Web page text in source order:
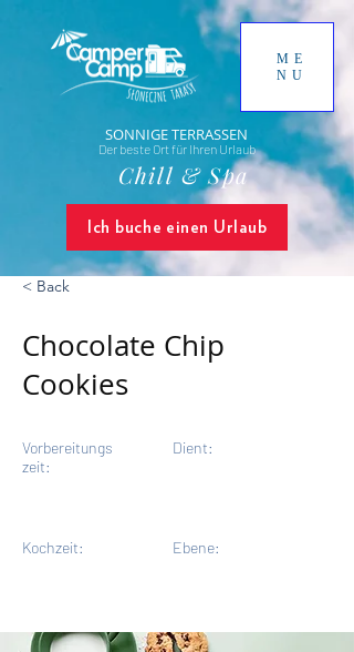
SONNIGE TERRASSEN
Der beste Ort für Ihren Urlaub
ME
NU
Chill & Spa
Ich buche einen Urlaub
< Back
Chocolate Chip
Cookies
Vorbereitungs
zeit:
Kochzeit:
Dient:
Ebene: